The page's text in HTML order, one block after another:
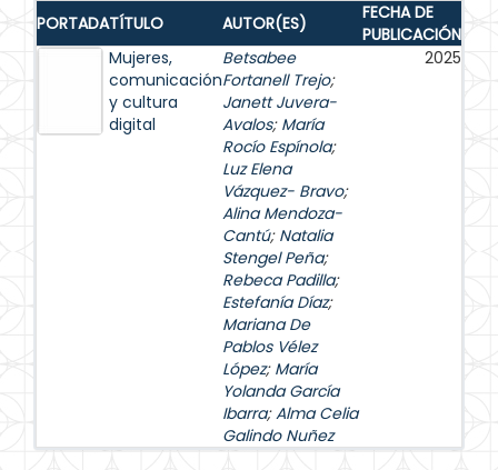
PORTADATÍTULO AUTOR(ES)
FECHA DE
PUBLICACIÓN
Mujeres,
comunicación
y cultura
digital
Betsabee
Fortanell Trejo;
Janett Juvera-
Avalos; María
Rocío Espínola;
Luz Elena
Vázquez- Bravo;
Alina Mendoza-
Cantú; Natalia
Stengel Peña;
Rebeca Padilla;
Estefanía Díaz;
Mariana De
Pablos Vélez
López; María
Yolanda García
Ibarra;Alma Celia
Galindo Nuñez
2025